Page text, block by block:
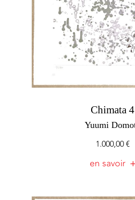
Chimata 4
Yuumi
1.000,00€
en savoir